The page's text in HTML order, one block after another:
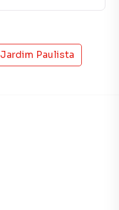
Jardim Paulista